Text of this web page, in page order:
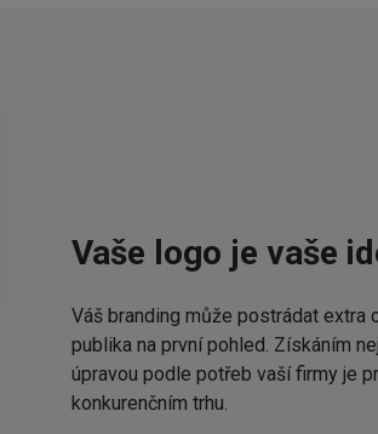
Vaše logo je vaše
Váš branding může postrádat
publika na první pohled. Získáním
úpravou podle potřeb vaší firmy je
konkurenčním trhu.